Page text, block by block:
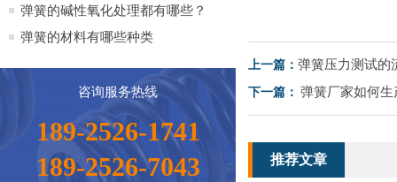
弹簧的碱性氧化处理都有哪些？
弹簧的材料有哪些种类
咨询服务热线
189-2526-1741
189-2526-7043
上一篇： 弹簧压力测试的
下一篇： 弹簧厂家如何
推荐文章